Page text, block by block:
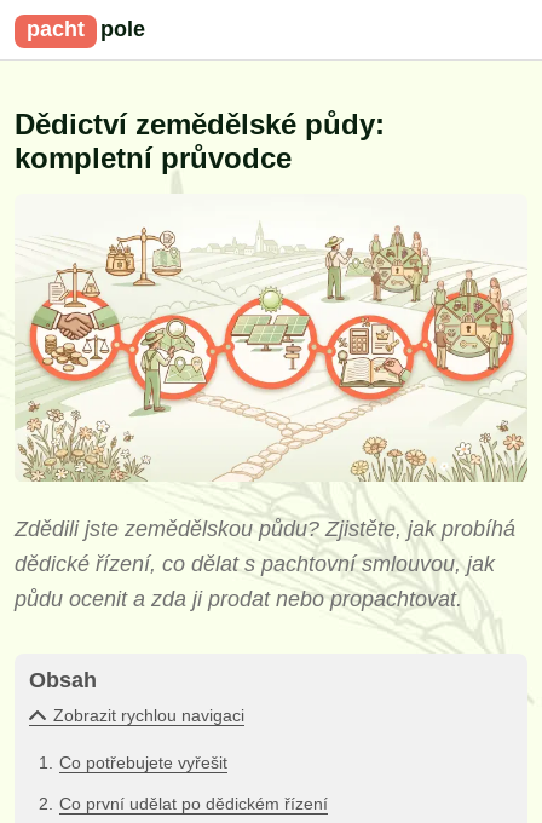
pacht pole
Dědictví zemědělské půdy:
kompletní průvodce
Zdědili jste zemědělskou půdu? Zjistěte, jak probíhá
dědické řízení, co dělat s pachtovní smlouvou, jak
půdu ocenit a zda ji prodat nebo propachtovat.
Obsah
Zobrazit rychlou navigaci
Co potřebujete vyřešit
Co první udělat po dědickém řízení